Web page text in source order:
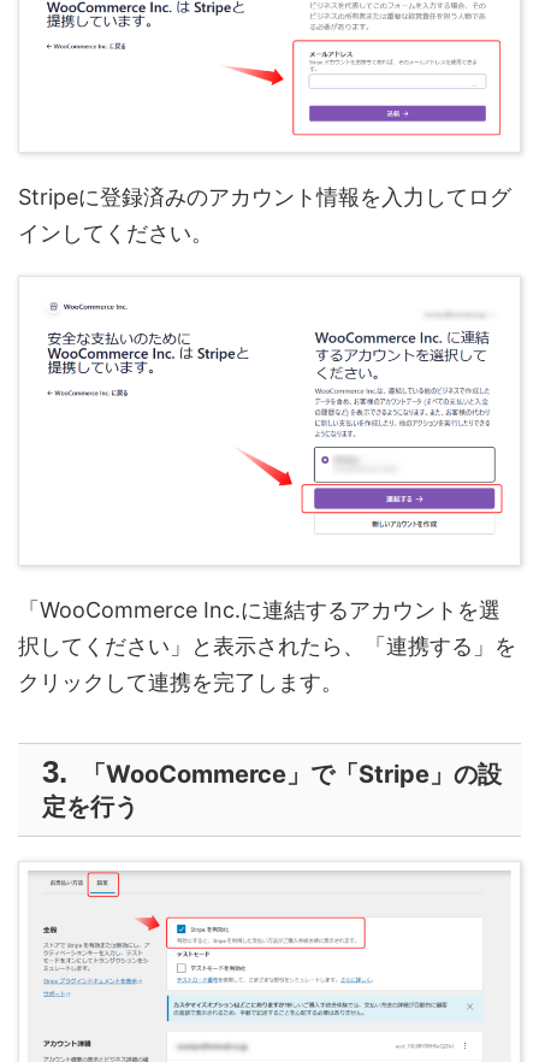
Stripeに登録済みのアカウント情報を入力してログ
インしてください。
「WooCommerce Inc.に連結するアカウントを選
択してください」と表示されたら、「連携する」を
クリックして連携を完了します。
「WooCommerce」で「Stripe」の設
定を行う